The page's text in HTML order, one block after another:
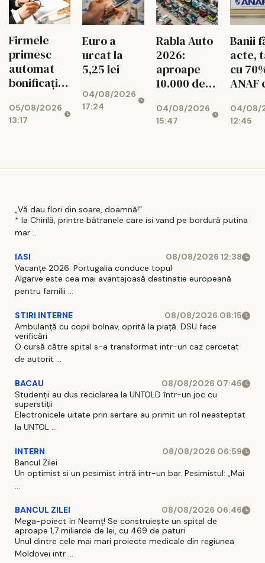
Firmele
primesc
automat
bonificația
impozit
05/08/2026
13:17
Euro a
urcat la
5,25 lei
04/08/2026
17:24
Rabla Auto
2026:
aproape
10.000 de
aprobate
04/08/2026
15:47
Banii
acte,
cu
ANAF
lei
04/08/
12:45
„Vă dau flori din soare, doamnă!”
* la Chirilă, printre bătranele care isi vand pe bordură putina
mar ...
IASI
08/08/2026 12:38
Vacanțe 2026: Portugalia conduce topul
Algarve este cea mai avantajoasă destinatie europeană
pentru familii ...
STIRI INTERNE
08/08/2026 08:15
Ambulanță cu copil bolnav, oprită la piață. DSU face
verificări
O cursă către spital s-a transformat intr-un caz cercetat
de autorit ...
BACAU
08/08/2026 07:45
Studenții au dus reciclarea la UNTOLD într-un joc cu
superstiții
Electronicele uitate prin sertare au primit un rol neasteptat
la UNTOL ...
INTERN
08/08/2026 06:59
Bancul Zilei
Un optimist si un pesimist intră intr-un bar. Pesimistul: „Mai
...
BANCUL ZILEI
08/08/2026 06:46
Mega-poiect în Neamț! Se construiește un spital de
aproape 1,7 miliarde de lei, cu 469 de paturi
Unul dintre cele mai mari proiecte medicale din regiunea
Moldovei intr ...